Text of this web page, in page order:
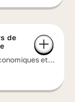
de
et